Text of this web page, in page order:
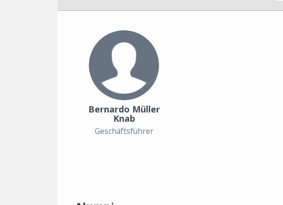
Bernardo Müller
Knab
Geschäftsführer